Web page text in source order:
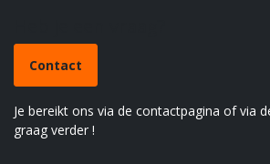
Contact
Je bereikt ons via de contactpagina of via
graag verder !